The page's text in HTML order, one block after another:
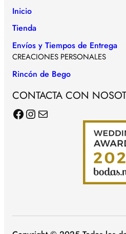
Inicio
Tienda
Envíos y Tiempos de Entrega
CREACIONES PERSONALES
Rincón de Bego
CONTACTA CON
Facebook Instagram Correo electrónico